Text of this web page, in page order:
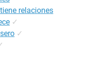
relaciones
✓
✓